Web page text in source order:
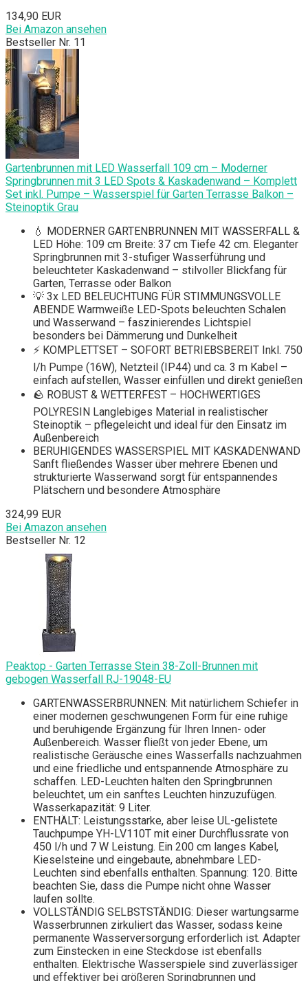
134,90 EUR
Bei Amazon ansehen
Bestseller Nr. 11
Gartenbrunnen mit LED Wasserfall 109 cm – Moderner
Springbrunnen mit 3 LED Spots & Kaskadenwand – Komplett
Set inkl. Pumpe – Wasserspiel für Garten Terrasse Balkon –
Steinoptik Grau
💧 MODERNER GARTENBRUNNEN MIT WASSERFALL &
LED Höhe: 109 cm Breite: 37 cm Tiefe 42 cm. Eleganter
Springbrunnen mit 3-stufiger Wasserführung und
beleuchteter Kaskadenwand – stilvoller Blickfang für
Garten, Terrasse oder Balkon
💡 3x LED BELEUCHTUNG FÜR STIMMUNGSVOLLE
ABENDE Warmweiße LED-Spots beleuchten Schalen
und Wasserwand – faszinierendes Lichtspiel
besonders bei Dämmerung und Dunkelheit
⚡ KOMPLETTSET – SOFORT BETRIEBSBEREIT Inkl. 750
l/h Pumpe (16W), Netzteil (IP44) und ca. 3 m Kabel –
einfach aufstellen, Wasser einfüllen und direkt genießen
🪨 ROBUST & WETTERFEST – HOCHWERTIGES
POLYRESIN Langlebiges Material in realistischer
Steinoptik – pflegeleicht und ideal für den Einsatz im
Außenbereich
BERUHIGENDES WASSERSPIEL MIT KASKADENWAND
Sanft fließendes Wasser über mehrere Ebenen und
strukturierte Wasserwand sorgt für entspannendes
Plätschern und besondere Atmosphäre
324,99 EUR
Bei Amazon ansehen
Bestseller Nr. 12
Peaktop - Garten Terrasse Stein 38-Zoll-Brunnen mit
gebogen Wasserfall RJ-19048-EU
GARTENWASSERBRUNNEN: Mit natürlichem Schiefer in
einer modernen geschwungenen Form für eine ruhige
und beruhigende Ergänzung für Ihren Innen- oder
Außenbereich. Wasser fließt von jeder Ebene, um
realistische Geräusche eines Wasserfalls nachzuahmen
und eine friedliche und entspannende Atmosphäre zu
schaffen. LED-Leuchten halten den Springbrunnen
beleuchtet, um ein sanftes Leuchten hinzuzufügen.
Wasserkapazität: 9 Liter.
ENTHÄLT: Leistungsstarke, aber leise UL-gelistete
Tauchpumpe YH-LV110T mit einer Durchflussrate von
450 l/h und 7 W Leistung. Ein 200 cm langes Kabel,
Kieselsteine ​​und eingebaute, abnehmbare LED-
Leuchten sind ebenfalls enthalten. Spannung: 120. Bitte
beachten Sie, dass die Pumpe nicht ohne Wasser
laufen sollte.
VOLLSTÄNDIG SELBSTSTÄNDIG: Dieser wartungsarme
Wasserbrunnen zirkuliert das Wasser, sodass keine
permanente Wasserversorgung erforderlich ist. Adapter
zum Einstecken in eine Steckdose ist ebenfalls
enthalten. Elektrische Wasserspiele sind zuverlässiger
und effektiver bei größeren Springbrunnen und